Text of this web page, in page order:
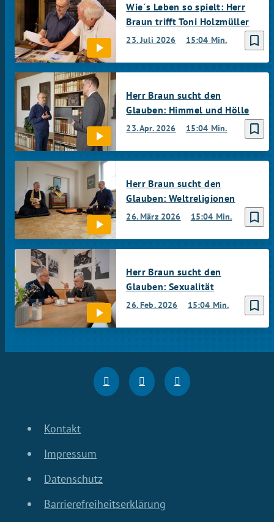
bookmark_border
23. Juli 2026 15:04 Min.
Wie´s Leben so spielt: Herr
Braun trifft Toni Holzmüller
bookmark_border
23. Apr. 2026 15:04 Min.
Herr Braun sucht den
Glauben: Himmel und Hölle
bookmark_border
26. März 2026 15:04 Min.
Herr Braun sucht den
Glauben: Weltreligionen
bookmark_border
26. Feb. 2026 15:04 Min.
Herr Braun sucht den
Glauben: Sexualität
Kontakt
Impressum
Datenschutz
Barrierefreiheitserklärung